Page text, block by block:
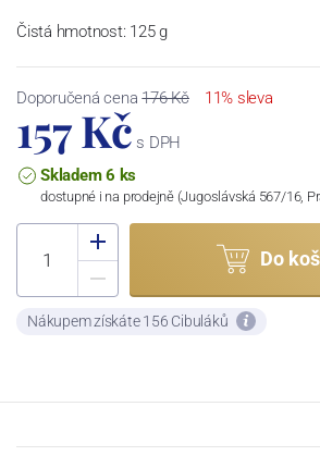
Čistá hmotnost: 125 g
Doporučená cena176 Kč 11% sleva
157 Kč s DPH
Skladem 6 ks
dostupné i na prodejně (Jugoslávská 567/16,
Do
Nákupem získáte 156 Cibuláků